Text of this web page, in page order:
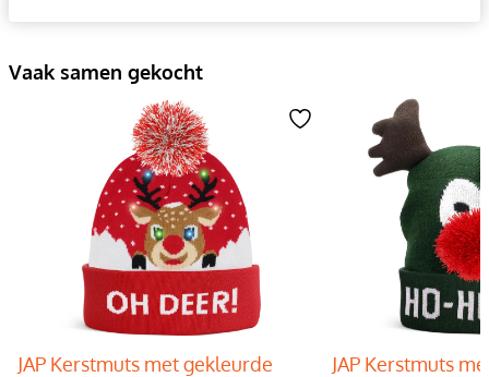
Vaak samen gekocht
JAP Kerstmuts met gekleurde
JAP Kerstmuts